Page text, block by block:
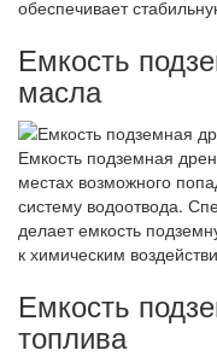
обеспечивает
Емкость
масла
Емкость подземная
местах возможного
систему водоотвода.
делает емкость
к химическим
Емкость
топлива